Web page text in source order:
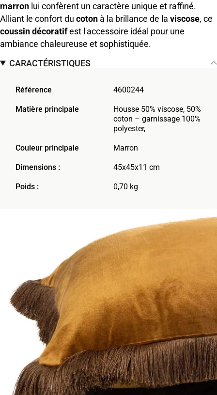
marron lui confèrent un caractère unique et raffiné.
Alliant le confort du coton à la brillance de la viscose, ce
coussin décoratifest l'accessoire idéal pour une
ambiance chaleureuse et sophistiquée.
CARACTÉRISTIQUES
Référence 4600244
Matière principale
Housse 50% viscose, 50%
coton – garnissage 100%
polyester,
Couleur principale Marron
Dimensions : 45x45x11 cm
Poids : 0,70 kg